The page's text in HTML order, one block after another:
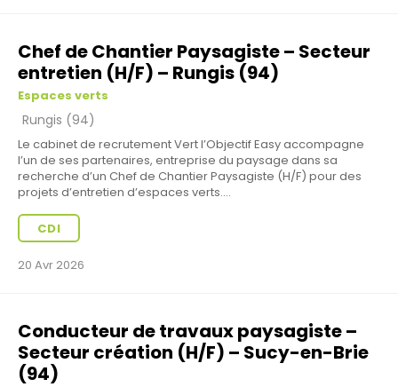
Chef de Chantier Paysagiste – Secteur
entretien (H/F) – Rungis (94)
Espaces verts
Rungis (94)
Le cabinet de recrutement Vert l’Objectif Easy accompagne
l’un de ses partenaires, entreprise du paysage dans sa
recherche d’un Chef de Chantier Paysagiste (H/F) pour des
projets d’entretien d’espaces verts....
CDI
20 Avr 2026
Conducteur de travaux paysagiste –
Secteur création (H/F) – Sucy-en-Brie
(94)